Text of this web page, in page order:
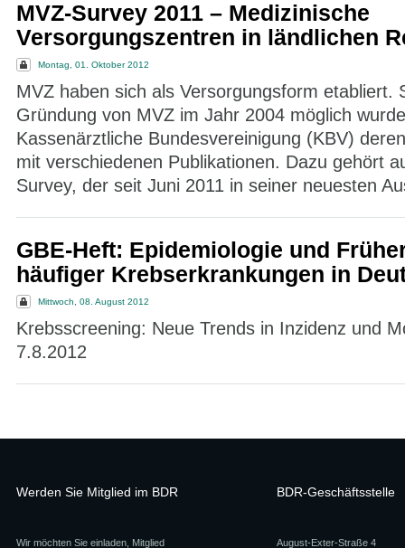
MVZ-Survey 2011 – Medizinische
Versorgungszentren in ländlichen
Montag, 01. Oktober 2012
MVZ haben sich als Versorgungsform etabliert.
Gründung von MVZ im Jahr 2004 möglich
Kassenärztliche Bundesvereinigung (KBV)
mit verschiedenen Publikationen. Dazu gehört
Survey, der seit Juni 2011 in seiner neuesten
GBE-Heft: Epidemiologie und
häufiger Krebserkrankungen in
Mittwoch, 08. August 2012
Krebsscreening: Neue Trends in Inzidenz und
7.8.2012
Werden Sie Mitglied im BDR
Wir möchten Sie einladen, Mitglied
BDR-Geschäftsstelle
August-Exter-Straße 4